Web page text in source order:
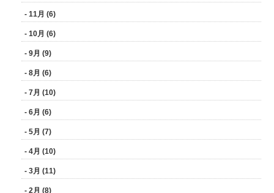
- 11月 (6)
- 10月 (6)
- 9月 (9)
- 8月 (6)
- 7月 (10)
- 6月 (6)
- 5月 (7)
- 4月 (10)
- 3月 (11)
- 2月 (8)